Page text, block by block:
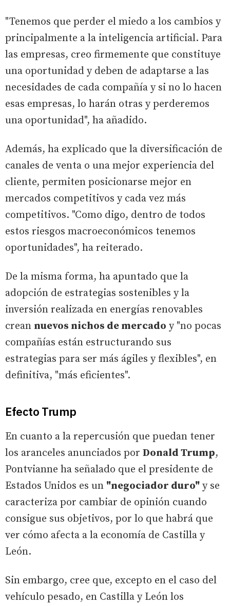
"Tenemos que perder el miedo a los cambios y
principalmente a la inteligencia artificial. Para
las empresas, creo firmemente que constituye
una oportunidad y deben de adaptarse a las
necesidades de cada compañía y si no lo hacen
esas empresas, lo harán otras y perderemos
una oportunidad", ha añadido.
Además, ha explicado que la diversificación de
canales de venta o una mejor experiencia del
cliente, permiten posicionarse mejor en
mercados competitivos y cada vez más
competitivos. "Como digo, dentro de todos
estos riesgos macroeconómicos tenemos
oportunidades", ha reiterado.
De la misma forma, ha apuntado que la
adopción de estrategias sostenibles y la
inversión realizada en energías renovables
crean nuevos nichos de mercado y "no pocas
compañías están estructurando sus
estrategias para ser más ágiles y flexibles", en
definitiva, "más eficientes".
Efecto Trump
En cuanto a la repercusión que puedan tener
los aranceles anunciados por Donald Trump,
Pontvianne ha señalado que el presidente de
Estados Unidos es un "negociador duro" y se
caracteriza por cambiar de opinión cuando
consigue sus objetivos, por lo que habrá que
ver cómo afecta a la economía de Castilla y
León.
Sin embargo, cree que, excepto en el caso del
vehículo pesado, en Castilla y León los